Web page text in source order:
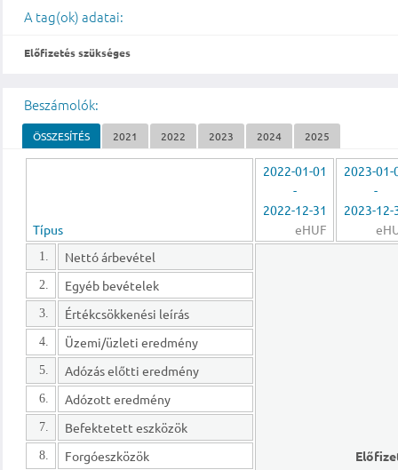
A tag(ok) adatai:
Előfizetés szükséges
Beszámolók:
ÖSSZESÍTÉS 2021 2022 2023 2024 2025
Típus
2022-01-01
-
2022-12-31
eHUF
2023-01-
-
2023-12-
1. Nettó árbevétel
2. Egyéb bevételek
3. Értékcsökkenési leírás
4. Üzemi/üzleti eredmény
5. Adózás előtti eredmény
6. Adózott eredmény
7. Befektetett eszközök
8. Forgóeszközök